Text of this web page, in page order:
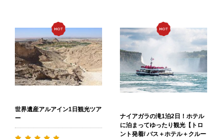
世界遺産アルアイン1日観光ツア
ー
ナイアガラの滝1泊2日！ホテル
に泊まってゆったり観光【トロ
ント発着/ バス＋ホテル＋クルー